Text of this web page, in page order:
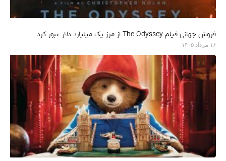
فروش جهانی فیلم The Odyssey از مرز یک میلیارد دلار عبور کرد
۱۶ مرداد ۱۴۰۵